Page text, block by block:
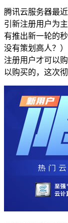
腾讯云服务器最
引新注册用户为
有推出新一轮的
没有策划高人？
注册用户才可以
以购买的，这次